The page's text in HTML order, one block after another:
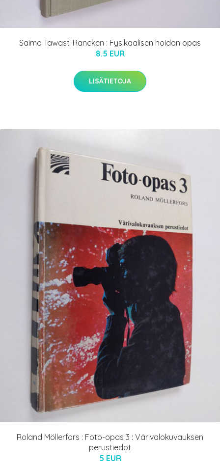
Saima Tawast-Rancken : Fysikaalisen hoidon opas
8.5 EUR
LISÄTIETOJA
Roland Möllerfors : Foto-opas 3 : Värivalokuvauksen
perustiedot
5 EUR